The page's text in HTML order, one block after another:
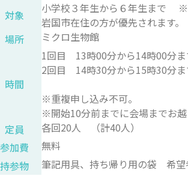
対象
小学校３年生から６年生まで ※
岩国市在住の方が優先されます。
場所
ミクロ生物館
時間
1回目 13時00分から14時00分ま
2回目 14時30分から15時30分ま
※重複申し込み不可。
※開始10分前までに会場までお越
定員
各回20人 （計40人）
参加費
無料
持参物
筆記用具、持ち帰り用の袋 希望